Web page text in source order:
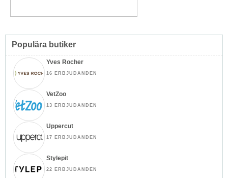
Populära butiker
Yves Rocher
16 ERBJUDANDEN
VetZoo
13 ERBJUDANDEN
Uppercut
17 ERBJUDANDEN
Stylepit
22 ERBJUDANDEN